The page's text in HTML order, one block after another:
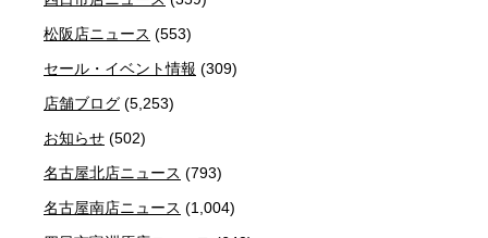
松阪店ニュース (553)
セール・イベント情報 (309)
店舗ブログ (5,253)
お知らせ (502)
名古屋北店ニュース (793)
名古屋南店ニュース (1,004)